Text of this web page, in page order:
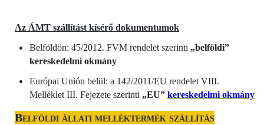
Az ÁMT szállítást kísérő dokumentumok
Belföldön: 45/2012. FVM rendelet szerinti „belföldi”
kereskedelmi okmány
Európai Unión belül: a 142/2011/EU rendelet VIII.
Melléklet III. Fejezete szerinti „EU” kereskedelmi okmány
Belföldi állati melléktermék szállítás